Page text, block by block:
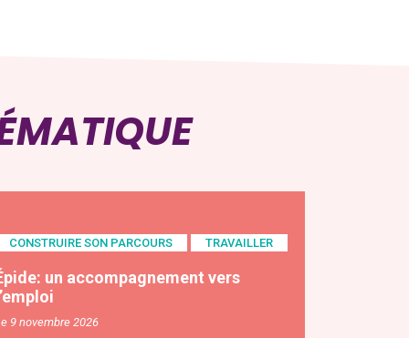
CONSTRUIRE SON PARCOURS TRAVAILLER
un accompagnement vers
9 novembre 2026